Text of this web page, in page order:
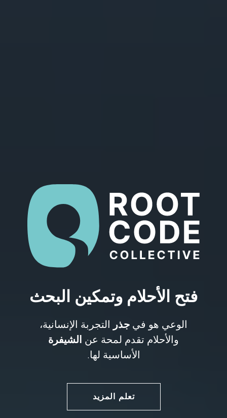
فتح الأحلام وتمكين البحث
الوعي هو في جذر
التجربة الإنسانية،
والأحلام تقدم لمحة عن الشيفرة
الأساسية لها.
تعلم المزيد